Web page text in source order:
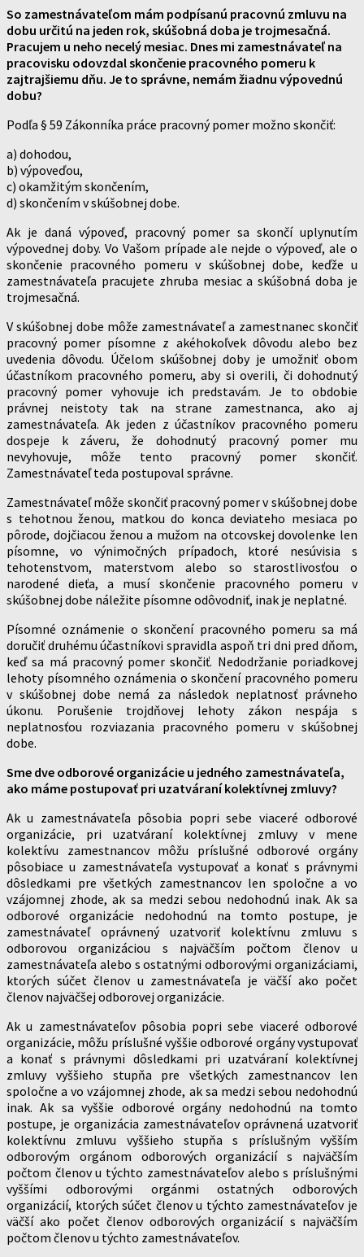
So zamestnávateľom mám podpísanú pracovnú zmluvu na
dobu určitú na jeden rok, skúšobná doba je trojmesačná.
Pracujem u neho necelý mesiac. Dnes mi zamestnávateľ na
pracovisku odovzdal skončenie pracovného pomeru k
zajtrajšiemu dňu. Je to správne, nemám žiadnu výpovednú
dobu?
Podľa § 59 Zákonníka práce pracovný pomer možno skončiť:
a) dohodou,
b) výpoveďou,
c) okamžitým skončením,
d) skončením v skúšobnej dobe.
Ak je daná výpoveď, pracovný pomer sa skončí uplynutím
výpovednej doby. Vo Vašom prípade ale nejde o výpoveď, ale o
skončenie pracovného pomeru v skúšobnej dobe, keďže u
zamestnávateľa pracujete zhruba mesiac a skúšobná doba je
trojmesačná.
V skúšobnej dobe môže zamestnávateľ a zamestnanec skončiť
pracovný pomer písomne z akéhokoľvek dôvodu alebo bez
uvedenia dôvodu. Účelom skúšobnej doby je umožniť obom
účastníkom pracovného pomeru, aby si overili, či dohodnutý
pracovný pomer vyhovuje ich predstavám. Je to obdobie
právnej neistoty tak na strane zamestnanca, ako aj
zamestnávateľa. Ak jeden z účastníkov pracovného pomeru
dospeje k záveru, že dohodnutý pracovný pomer mu
nevyhovuje, môže tento pracovný pomer skončiť.
Zamestnávateľ teda postupoval správne.
Zamestnávateľ môže skončiť pracovný pomer v skúšobnej dobe
s tehotnou ženou, matkou do konca deviateho mesiaca po
pôrode, dojčiacou ženou a mužom na otcovskej dovolenke len
písomne, vo výnimočných prípadoch, ktoré nesúvisia s
tehotenstvom, materstvom alebo so starostlivosťou o
narodené dieťa, a musí skončenie pracovného pomeru v
skúšobnej dobe náležite písomne odôvodniť, inak je neplatné.
Písomné oznámenie o skončení pracovného pomeru sa má
doručiť druhému účastníkovi spravidla aspoň tri dni pred dňom,
keď sa má pracovný pomer skončiť. Nedodržanie poriadkovej
lehoty písomného oznámenia o skončení pracovného pomeru
v skúšobnej dobe nemá za následok neplatnosť právneho
úkonu. Porušenie trojdňovej lehoty zákon nespája s
neplatnosťou rozviazania pracovného pomeru v skúšobnej
dobe.
Sme dve odborové organizácie u jedného zamestnávateľa,
ako máme postupovať pri uzatváraní kolektívnej zmluvy?
Ak u zamestnávateľa pôsobia popri sebe viaceré odborové
organizácie, pri uzatváraní kolektívnej zmluvy v mene
kolektívu zamestnancov môžu príslušné odborové orgány
pôsobiace u zamestnávateľa vystupovať a konať s právnymi
dôsledkami pre všetkých zamestnancov len spoločne a vo
vzájomnej zhode, ak sa medzi sebou nedohodnú inak. Ak sa
odborové organizácie nedohodnú na tomto postupe, je
zamestnávateľ oprávnený uzatvoriť kolektívnu zmluvu s
odborovou organizáciou s najväčším počtom členov u
zamestnávateľa alebo s ostatnými odborovými organizáciami,
ktorých súčet členov u zamestnávateľa je väčší ako počet
členov najväčšej odborovej organizácie.
Ak u zamestnávateľov pôsobia popri sebe viaceré odborové
organizácie, môžu príslušné vyššie odborové orgány vystupovať
a konať s právnymi dôsledkami pri uzatváraní kolektívnej
zmluvy vyššieho stupňa pre všetkých zamestnancov len
spoločne a vo vzájomnej zhode, ak sa medzi sebou nedohodnú
inak. Ak sa vyššie odborové orgány nedohodnú na tomto
postupe, je organizácia zamestnávateľov oprávnená uzatvoriť
kolektívnu zmluvu vyššieho stupňa s príslušným vyšším
odborovým orgánom odborových organizácií s najväčším
počtom členov u týchto zamestnávateľov alebo s príslušnými
vyššími odborovými orgánmi ostatných odborových
organizácií, ktorých súčet členov u týchto zamestnávateľov je
väčší ako počet členov odborových organizácií s najväčším
počtom členov u týchto zamestnávateľov.